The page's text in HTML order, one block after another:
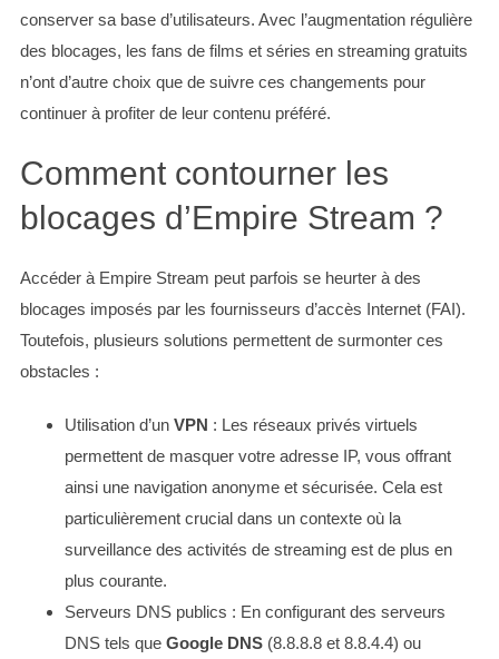
conserver sa base d’utilisateurs. Avec l’augmentation régulière
des blocages, les fans de films et séries en streaming gratuits
n’ont d’autre choix que de suivre ces changements pour
continuer à profiter de leur contenu préféré.
Comment contourner les
blocages d’Empire Stream ?
Accéder à Empire Stream peut parfois se heurter à des
blocages imposés par les fournisseurs d’accès Internet (FAI).
Toutefois, plusieurs solutions permettent de surmonter ces
obstacles :
Utilisation d’un VPN : Les réseaux privés virtuels
permettent de masquer votre adresse IP, vous offrant
ainsi une navigation anonyme et sécurisée. Cela est
particulièrement crucial dans un contexte où la
surveillance des activités de streaming est de plus en
plus courante.
Serveurs DNS publics : En configurant des serveurs
DNS tels que Google DNS(8.8.8.8 et 8.8.4.4) ou